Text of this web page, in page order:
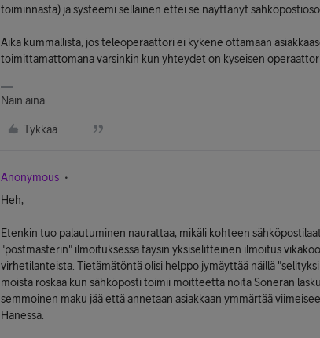
toiminnasta) ja systeemi sellainen ettei se näyttänyt
Aika kummallista, jos teleoperaattori ei kykene ottamaan
toimittamattomana varsinkin kun yhteydet on kyseisen
Näin aina
Tykkää
Anonymous
Heh,
Etenkin tuo palautuminen naurattaa, mikäli kohteen
"postmasterin" ilmoituksessa täysin yksiselitteinen ilmoitus
virhetilanteista. Tietämätöntä olisi helppo jymäyttää näillä
moista roskaa kun sähköposti toimii moitteetta noita Soneran
semmoinen maku jää että annetaan asiakkaan ymmärtää
Hänessä.